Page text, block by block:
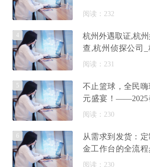
阅读：232
杭州外遇取证,杭
查,杭州侦探公司_
探调查事务所
阅读：231
4
不止篮球，全民嗨
元盛宴！——2025
动嘉年华常州站
阅读：230
5
从需求到发货：
金工作台的全流程
析_佰斯特POUSTO
阅读：230
6